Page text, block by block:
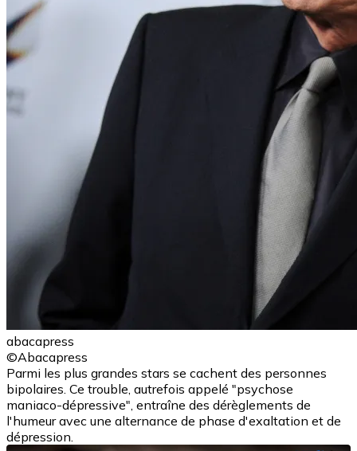
abacapress
©Abacapress
Parmi les plus grandes stars se cachent des personnes
bipolaires. Ce trouble, autrefois appelé "psychose
maniaco-dépressive", entraîne des dérèglements de
l'humeur avec une alternance de phase d'exaltation et de
dépression.